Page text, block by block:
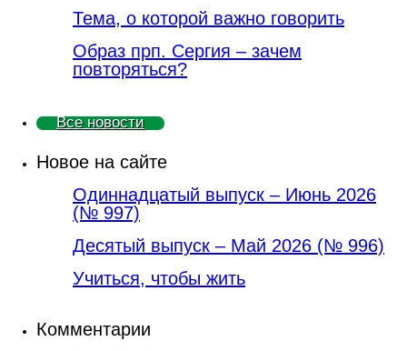
Тема, о которой важно говорить
Образ прп. Сергия – зачем
повторяться?
Все новости
Новое на сайте
Одиннадцатый выпуск – Июнь 2026
(№ 997)
Деcятый выпуск – Май 2026 (№ 996)
Учиться, чтобы жить
Комментарии